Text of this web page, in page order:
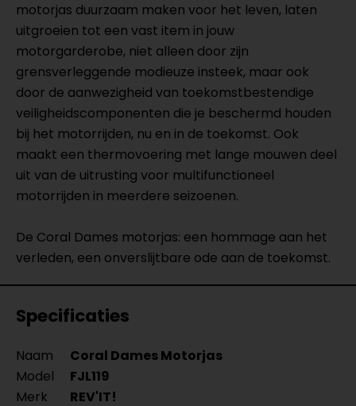
motorjas duurzaam maken voor het leven, laten
uitgroeien tot een vast item in jouw
motorgarderobe, niet alleen door zijn
grensverleggende modieuze insteek, maar ook
door de aanwezigheid van toekomstbestendige
veiligheidscomponenten die je beschermd houden
bij het motorrijden, nu en in de toekomst. Ook
maakt een thermovoering met lange mouwen deel
uit van de uitrusting voor multifunctioneel
motorrijden in meerdere seizoenen.
De Coral Dames motorjas: een hommage aan het
verleden, een onverslijtbare ode aan de toekomst.
Specificaties
Naam
Coral Dames Motorjas
Model
FJL119
Merk
REV'IT!